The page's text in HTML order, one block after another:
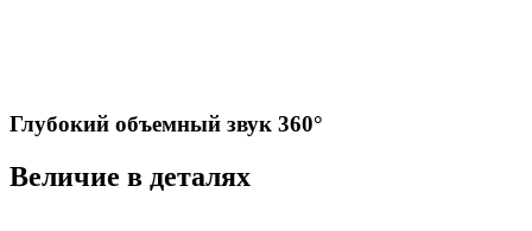
Глубокий объемный звук 360°
Величие в деталях